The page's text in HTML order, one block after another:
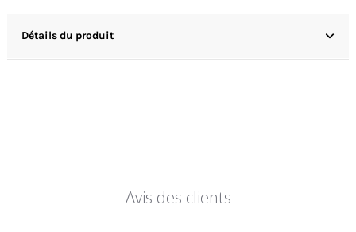
Détails du produit
Avis des clients